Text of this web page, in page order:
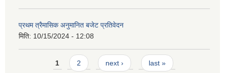
प्रथम त्रैमासिक अनुमानित बजेट प्रतिवेदन
मिति: 10/15/2024 - 12:08
Pages1 2 next › last »